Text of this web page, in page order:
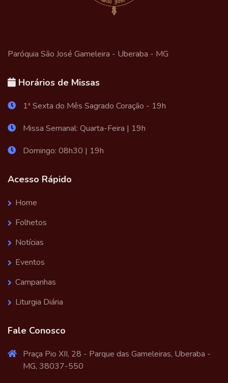
Paróquia São José Gameleira - Uberaba - MG
Horários de Missas
1ª Sexta do Mês Sagrado Coração - 19h
Missa Semanal: Quarta-Feira | 19h
Domingo: 08h30 | 19h
Acesso Rápido
Home
Folhetos
Notícias
Eventos
Campanhas
Liturgia Diária
Fale Conosco
Praça Pio XII, 28 - Parque das Gameleiras, Uberaba -
MG, 38037-550